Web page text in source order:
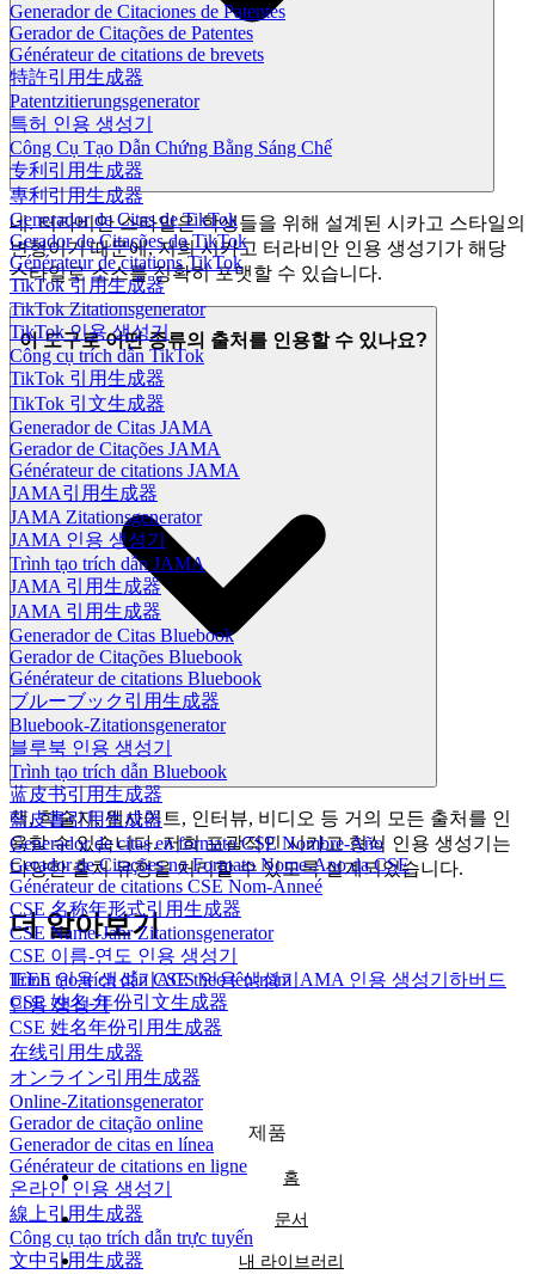
Generador de Citaciones de Patentes
Gerador de Citações de Patentes
Générateur de citations de brevets
特許引用生成器
Patentzitierungsgenerator
특허 인용 생성기
Công Cụ Tạo Dẫn Chứng Bằng Sáng Chế
专利引用生成器
專利引用生成器
Generador de Citas de TikTok
Gerador de Citações do TikTok
Générateur de citations TikTok
TikTok 引用生成器
TikTok Zitationsgenerator
TikTok 인용 생성기
Công cụ trích dẫn TikTok
TikTok 引用生成器
TikTok 引文生成器
Generador de Citas JAMA
Gerador de Citações JAMA
Générateur de citations JAMA
JAMA引用生成器
JAMA Zitationsgenerator
JAMA 인용 생성기
Trình tạo trích dẫn JAMA
JAMA 引用生成器
JAMA 引用生成器
Generador de Citas Bluebook
Gerador de Citações Bluebook
Générateur de citations Bluebook
ブルーブック引用生成器
Bluebook-Zitationsgenerator
블루북 인용 생성기
Trình tạo trích dẫn Bluebook
蓝皮书引用生成器
藍皮書引用生成器
Generador de citas en formato CSE Nombre-Año
Gerador de Citações no Formato Nome-Ano da CSE
Générateur de citations CSE Nom-Anneé
CSE 名称年形式引用生成器
CSE Name-Jahr Zitationsgenerator
CSE 이름-연도 인용 생성기
Trình tạo trích dẫn CSE theo tên-năm
CSE 姓名-年份引文生成器
CSE 姓名年份引用生成器
在线引用生成器
オンライン引用生成器
Online-Zitationsgenerator
Gerador de citação online
Generador de citas en línea
Générateur de citations en ligne
온라인 인용 생성기
線上引用生成器
Công cụ tạo trích dẫn trực tuyến
文中引用生成器
네. 터라비안 스타일은 학생들을 위해 설계된 시카고 스타일의
변형이기 때문에, 저희 시카고 터라비안 인용 생성기가 해당
스타일로 소스를 정확히 포맷할 수 있습니다.
이 도구로 어떤 종류의 출처를 인용할 수 있나요?
책, 학술지, 웹사이트, 인터뷰, 비디오 등 거의 모든 출처를 인
용할 수 있습니다. 저희 포괄적인 시카고 형식 인용 생성기는
다양한 출처 유형을 처리할 수 있도록 설계되었습니다.
더 알아보기
IEEE 인용 생성기ACS 인용 생성기 AMA 인용 생성기 하버드
인용 생성기
제품
홈
문서
내 라이브러리